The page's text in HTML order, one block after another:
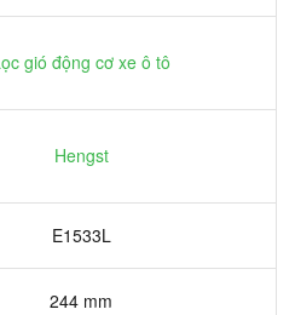
gió động cơ xe ô tô
Hengst
E1533L
244 mm